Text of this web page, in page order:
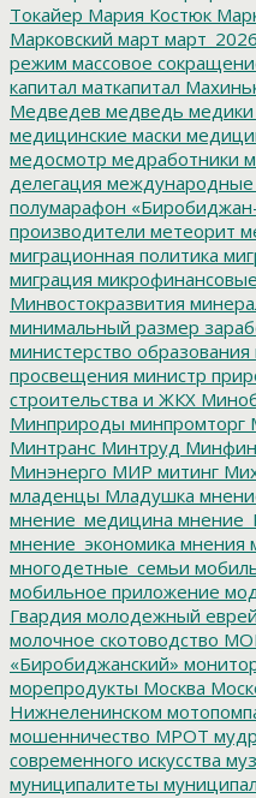
Токайер Мария Костюк
Марковский март март_2026
режим массовое
капитал маткапитал
Медведев медведь медики
медицинские маски
медосмотр медработники
делегация
полумарафон
производители метеорит
миграционная политика
миграция
Минвостокразвития
минимальный размер
министерство
просвещения министр
строительства и ЖКХ
Минприроды минпромторг
Минтранс Минтруд Минфин
Минэнерго МИР митинг
младенцы Младушка
мнение_медицина
мнение_экономика мнения
многодетные_семьи
мобильное приложение
Гвардия молодежный
молочное скотоводство
«Биробиджанский»
морепродукты Москва
Нижнеленинском
мошенничество МРОТ
современного искусства
муниципалитеты